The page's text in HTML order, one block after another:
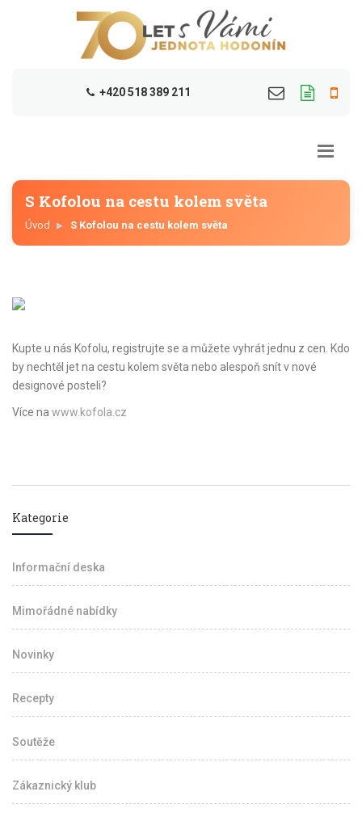
+420 518 389 211
S Kofolou na cestu kolem světa
Úvod S Kofolou na cestu kolem světa
Kupte u nás Kofolu, registrujte se a můžete vyhrát jednu z cen. Kdo
by nechtěl jet na cestu kolem světa nebo alespoň snít v nové
designové posteli?
Více na www.kofola.cz
Kategorie
Informační deska
Mimořádné nabídky
Novinky
Recepty
Soutěže
Zákaznický klub